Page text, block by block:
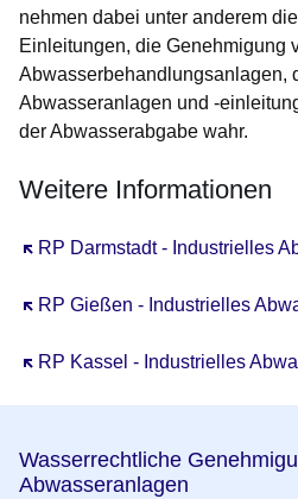
nehmen dabei unter anderem
Einleitungen, die Genehmigung
Abwasserbehandlungsanlagen,
Abwasseranlagen und -
der Abwasserabgabe wahr.
Weitere Informationen
RP Darmstadt - Industrielles
Öffnet sich in einem neuen
RP Gießen - Industrielles
Öffnet sich in einem neuen
RP Kassel - Industrielles
Öffnet sich in einem neuen
Wasserrechtliche
Abwasseranlagen